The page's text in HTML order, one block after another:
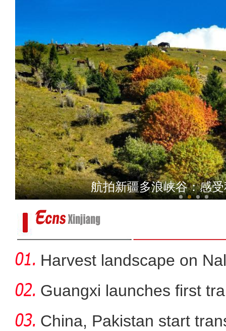
实拍新疆昭苏高原多浪峡
航拍新疆多浪峡谷：感
Harvest landscape on
Guangxi launches first
China, Pakistan start